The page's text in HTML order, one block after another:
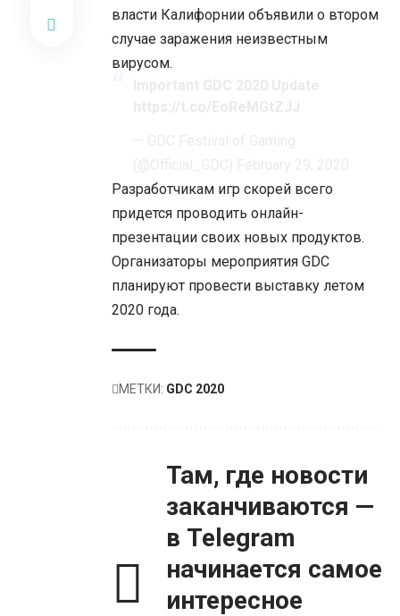
власти Калифорнии объявили о втором
случае заражения неизвестным
вирусом.
Разработчикам игр скорей всего
придется проводить онлайн-
презентации своих новых продуктов.
Организаторы мероприятия GDC
планируют провести выставку летом
2020 года.
МЕТКИ: GDC 2020
Там, где новости
заканчиваются —
в Telegram
начинается самое
интересное